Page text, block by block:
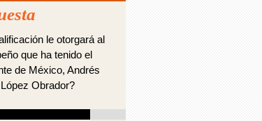
le otorgará al
que ha tenido el
de México, Andrés
Obrador?